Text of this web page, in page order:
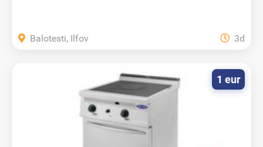
Balotesti, Ilfov 3d
1 eur